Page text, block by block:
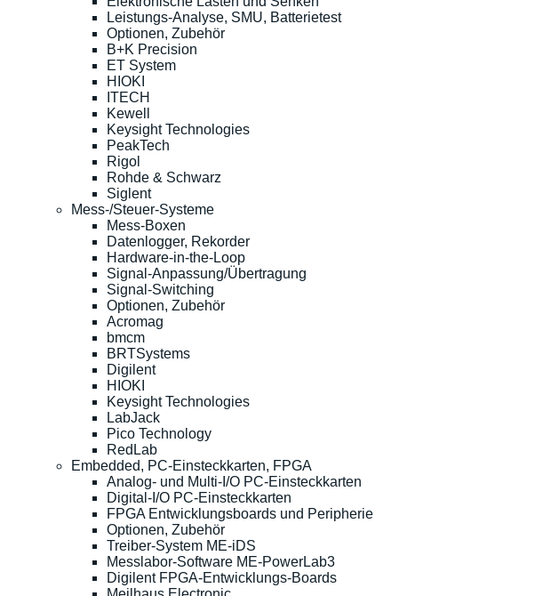
Leistungs-Analyse, SMU, Batterietest
Optionen, Zubehör
B+K Precision
ET System
HIOKI
ITECH
Kewell
Keysight Technologies
PeakTech
Rigol
Rohde & Schwarz
Siglent
Mess-/Steuer-Systeme
Mess-Boxen
Datenlogger, Rekorder
Hardware-in-the-Loop
Signal-Anpassung/Übertragung
Signal-Switching
Optionen, Zubehör
Acromag
bmcm
BRTSystems
Digilent
HIOKI
Keysight Technologies
LabJack
Pico Technology
RedLab
Embedded, PC-Einsteckkarten, FPGA
Analog- und Multi-I/O PC-Einsteckkarten
Digital-I/O PC-Einsteckkarten
FPGA Entwicklungsboards und Peripherie
Optionen, Zubehör
Treiber-System ME-iDS
Messlabor-Software ME-PowerLab3
Digilent FPGA-Entwicklungs-Boards